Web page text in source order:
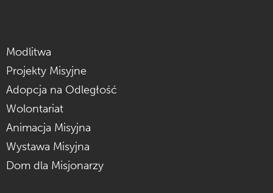
Modlitwa
Projekty Misyjne
Adopcja na Odległość
Wolontariat
Animacja Misyjna
Wystawa Misyjna
Dom dla Misjonarzy